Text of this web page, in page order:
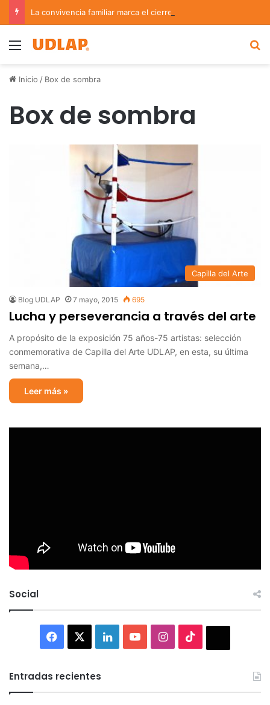
Menu
Inicio / Box de sombra
Box de sombra
Capilla del Arte
Blog UDLAP 7 mayo, 2015 695
Lucha y perseverancia a través del arte
A propósito de la exposición 75 años-75 artistas: selección
conmemorativa de Capilla del Arte UDLAP, en esta, su última
semana,…
Leer más »
Social
Facebook LinkedInYouTubeInstagram
Entradas recientes